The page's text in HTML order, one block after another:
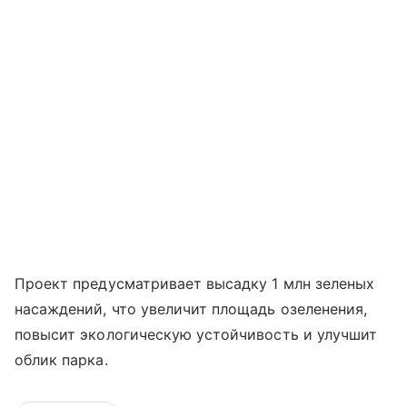
Проект предусматривает высадку 1 млн зеленых
насаждений, что увеличит площадь озеленения,
повысит экологическую устойчивость и улучшит
облик парка.